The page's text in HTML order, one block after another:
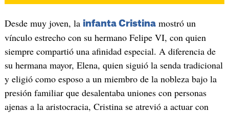
Desde muy joven, la infanta Cristinamostró un
vínculo estrecho con su hermano Felipe VI, con quien
siempre compartió una afinidad especial. A diferencia de
su hermana mayor, Elena, quien siguió la senda tradicional
y eligió como esposo a un miembro de la nobleza bajo la
presión familiar que desalentaba uniones con personas
ajenas a la aristocracia, Cristina se atrevió a actuar con